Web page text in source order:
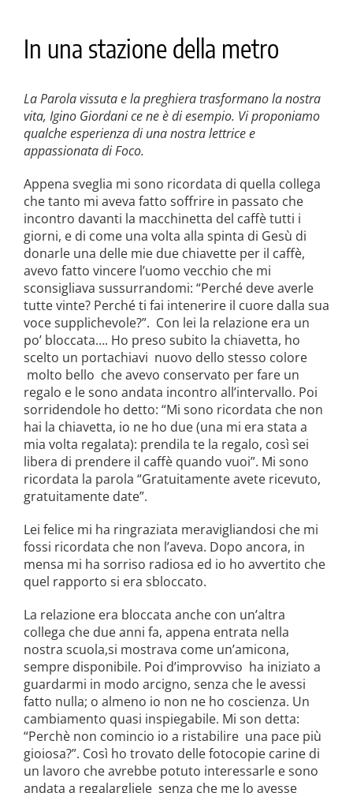
In una stazione della metro
La Parola vissuta e la preghiera trasformano la nostra
vita, Igino Giordani ce ne è di esempio. Vi proponiamo
qualche esperienza di una nostra lettrice e
appassionata di Foco.
Appena sveglia mi sono ricordata di quella collega
che tanto mi aveva fatto soffrire in passato che
incontro davanti la macchinetta del caffè tutti i
giorni, e di come una volta alla spinta di Gesù di
donarle una delle mie due chiavette per il caffè,
avevo fatto vincere l’uomo vecchio che mi
sconsigliava sussurrandomi: “Perché deve averle
tutte vinte? Perché ti fai intenerire il cuore dalla sua
voce supplichevole?”. Con lei la relazione era un
po’ bloccata…. Ho preso subito la chiavetta, ho
scelto un portachiavi nuovo dello stesso colore
molto bello che avevo conservato per fare un
regalo e le sono andata incontro all’intervallo. Poi
sorridendole ho detto: “Mi sono ricordata che non
hai la chiavetta, io ne ho due (una mi era stata a
mia volta regalata): prendila te la regalo, così sei
libera di prendere il caffè quando vuoi”. Mi sono
ricordata la parola “Gratuitamente avete ricevuto,
gratuitamente date”.
Lei felice mi ha ringraziata meravigliandosi che mi
fossi ricordata che non l’aveva. Dopo ancora, in
mensa mi ha sorriso radiosa ed io ho avvertito che
quel rapporto si era sbloccato.
La relazione era bloccata anche con un’altra
collega che due anni fa, appena entrata nella
nostra scuola,si mostrava come un’amicona,
sempre disponibile. Poi d’improvviso ha iniziato a
guardarmi in modo arcigno, senza che le avessi
fatto nulla; o almeno io non ne ho coscienza. Un
cambiamento quasi inspiegabile. Mi son detta:
“Perchè non comincio io a ristabilire una pace più
gioiosa?”. Così ho trovato delle fotocopie carine di
un lavoro che avrebbe potuto interessarle e sono
andata a regalargliele senza che me lo avesse